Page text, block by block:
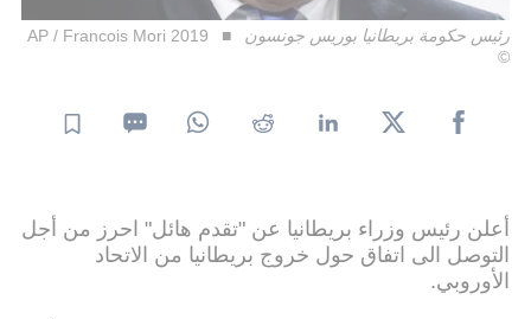
رئيس حكومة بريطانيا بوريس جونسون
AP / Francois Mori 2019
©
أعلن رئيس وزراء بريطانيا عن "تقدم هائل" احرز من أجل
التوصل الى اتفاق حول خروج بريطانيا من الاتحاد
الأوروبي.